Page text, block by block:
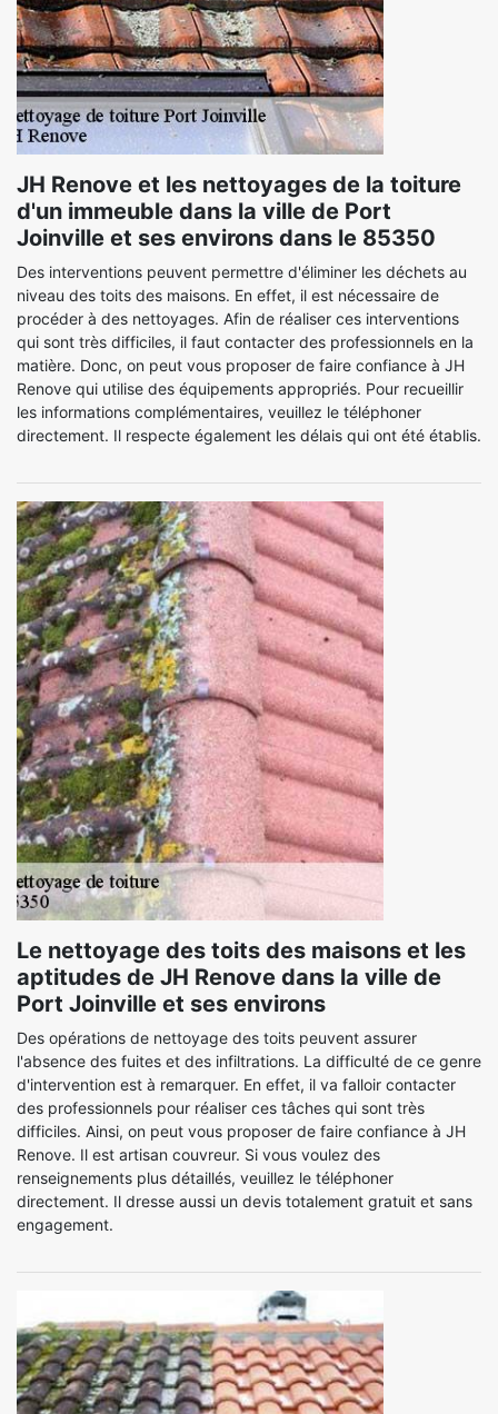
JH Renove et les nettoyages de la toiture
d'un immeuble dans la ville de Port
Joinville et ses environs dans le 85350
Des interventions peuvent permettre d'éliminer les déchets au
niveau des toits des maisons. En effet, il est nécessaire de
procéder à des nettoyages. Afin de réaliser ces interventions
qui sont très difficiles, il faut contacter des professionnels en la
matière. Donc, on peut vous proposer de faire confiance à JH
Renove qui utilise des équipements appropriés. Pour recueillir
les informations complémentaires, veuillez le téléphoner
directement. Il respecte également les délais qui ont été établis.
Le nettoyage des toits des maisons et les
aptitudes de JH Renove dans la ville de
Port Joinville et ses environs
Des opérations de nettoyage des toits peuvent assurer
l'absence des fuites et des infiltrations. La difficulté de ce genre
d'intervention est à remarquer. En effet, il va falloir contacter
des professionnels pour réaliser ces tâches qui sont très
difficiles. Ainsi, on peut vous proposer de faire confiance à JH
Renove. Il est artisan couvreur. Si vous voulez des
renseignements plus détaillés, veuillez le téléphoner
directement. Il dresse aussi un devis totalement gratuit et sans
engagement.